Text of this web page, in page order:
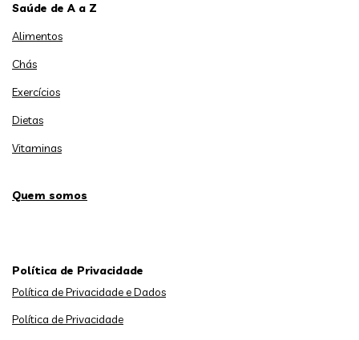
Saúde de A a Z
Alimentos
Chás
Exercícios
Dietas
Vitaminas
Quem somos
Política de Privacidade
Política de Privacidade e Dados
Política de Privacidade